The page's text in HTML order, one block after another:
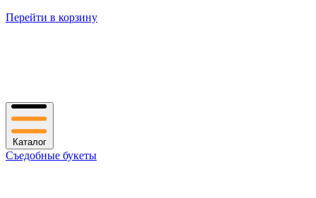
Перейти в корзину
Каталог
Съедобные букеты